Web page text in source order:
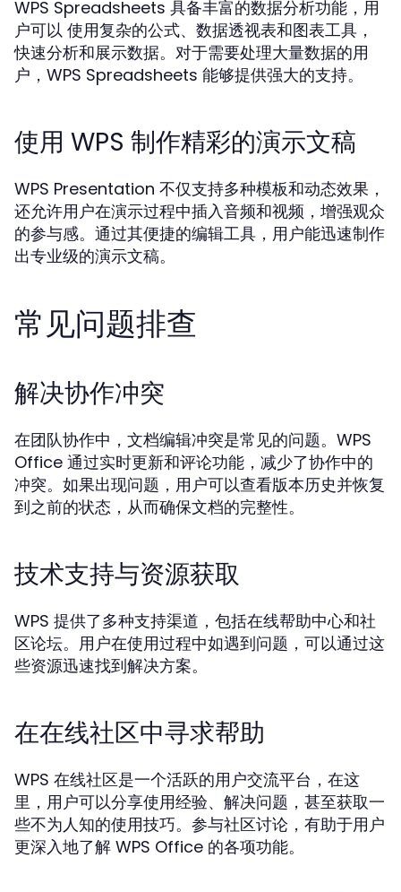
WPS Spreadsheets 具备丰富的数据分析功能，用
户可以 使用复杂的公式、数据透视表和图表工具，
快速分析和展示数据。对于需要处理大量数据的用
户，WPS Spreadsheets 能够提供强大的支持。
使用 WPS 制作精彩的演示文稿
WPS Presentation 不仅支持多种模板和动态效果，
还允许用户在演示过程中插入音频和视频，增强观众
的参与感。通过其便捷的编辑工具，用户能迅速制作
出专业级的演示文稿。
常见问题排查
解决协作冲突
在团队协作中，文档编辑冲突是常见的问题。WPS
Office 通过实时更新和评论功能，减少了协作中的
冲突。如果出现问题，用户可以查看版本历史并恢复
到之前的状态，从而确保文档的完整性。
技术支持与资源获取
WPS 提供了多种支持渠道，包括在线帮助中心和社
区论坛。用户在使用过程中如遇到问题，可以通过这
些资源迅速找到解决方案。
在在线社区中寻求帮助
WPS 在线社区是一个活跃的用户交流平台，在这
里，用户可以分享使用经验、解决问题，甚至获取一
些不为人知的使用技巧。参与社区讨论，有助于用户
更深入地了解 WPS Office 的各项功能。